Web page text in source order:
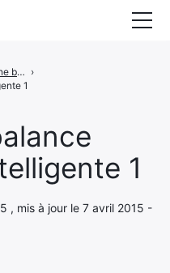
1
, mis à jour le 7 avril 2015 -
Countertop - Une balance connectée et intelligente ›
1